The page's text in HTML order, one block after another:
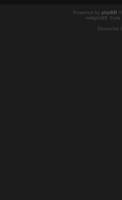
Powered by phpBB
twilightBB
Deutsche